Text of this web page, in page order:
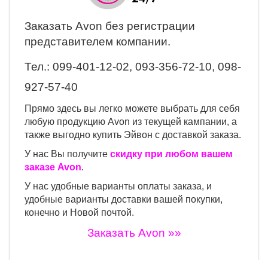
Заказать Avon без регистрации
представителем компании.
Тел.: 099-401-12-02, 093-356-72-10, 098-
927-57-40
Прямо здесь вы легко можете выбрать для себя
любую продукцию Avon из текущей кампании, а
также выгодно купить Эйвон с доставкой заказа.
У нас Вы получите скидку при любом вашем
заказе Avon.
У нас удобные варианты оплаты заказа, и
удобные варианты доставки вашей покупки,
конечно и Новой почтой.
Заказать Avon »»